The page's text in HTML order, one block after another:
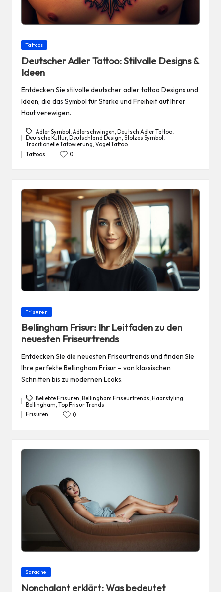
Posted
Tattoos
Deutscher Adler Tattoo: Stilvolle Designs &
Ideen
Entdecken Sie stilvolle deutscher adler tattoo Designs und
Ideen, die das Symbol für Stärke und Freiheit auf Ihrer
Haut verewigen.
Tags:
Adler Symbol Adlerschwingen Deutsch Adler Tattoo,
Deutsche Kultur, Deutschland Design,Stolzes Symbol ,
Traditionelle Tätowierung,Vogel Tattoo
Posted
Tattoos 0
Posted
Frisuren
Bellingham Frisur: Ihr Leitfaden zu den
neuesten Friseurtrends
Entdecken Sie die neuesten Friseurtrends und finden Sie
Ihre perfekte Bellingham Frisur – von klassischen
Schnitten bis zu modernen Looks.
Tags:
Beliebte Frisuren ,Bellingham Friseurtrends ,Haarstyling
Bellingham Top Frisur Trends
Posted
Frisuren 0
Posted
Sprache
Nonchalant erklärt: Was bedeutet